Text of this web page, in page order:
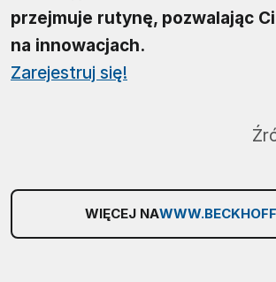
przejmuje rutynę, pozwalając
na innowacjach.
Zarejestruj się!
WIĘCEJ NA